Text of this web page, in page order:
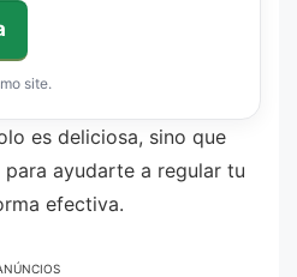
site.
es deliciosa, sino que
ayudarte a regular tu
efectiva.